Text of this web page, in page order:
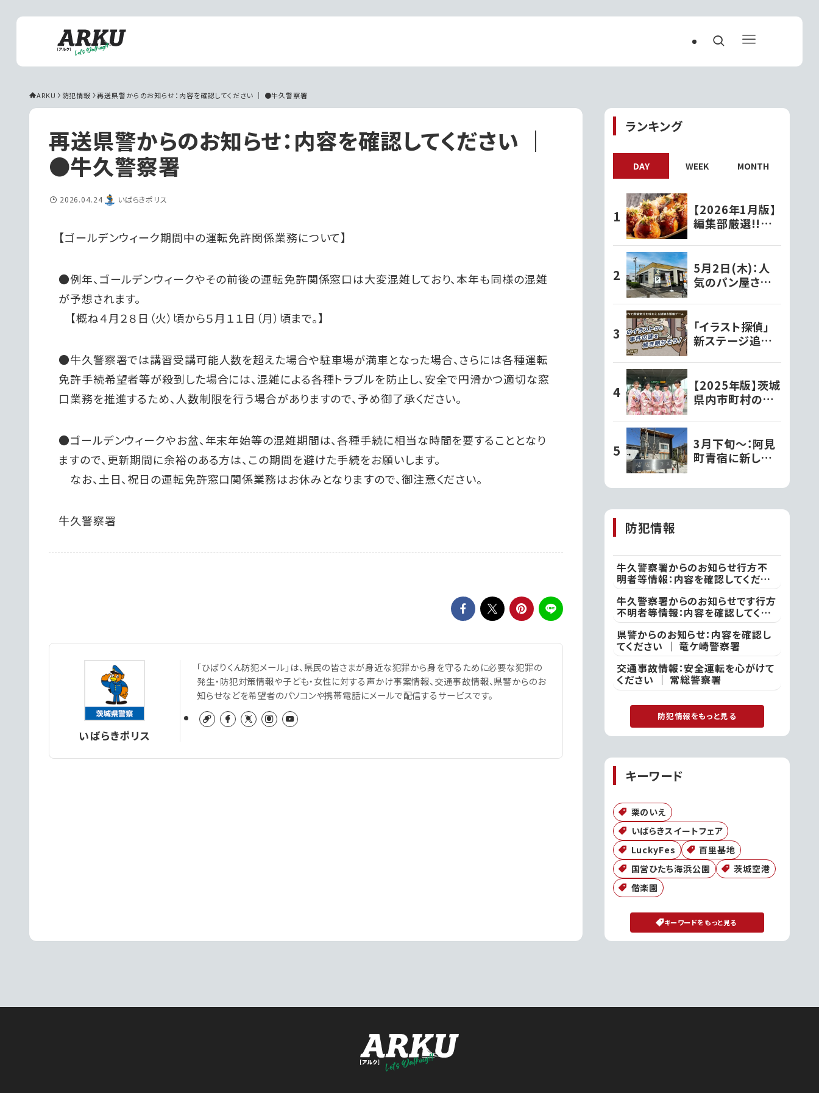
ARKU 防犯情報 再送県警からのお知らせ：内容を確認してください ｜ ●牛久警察署
再送県警からのお知らせ：内容を確認してください ｜
●牛久警察署
2026.04.24 いばらきポリス
【ゴールデンウィーク期間中の運転免許関係業務について】
●例年、ゴールデンウィークやその前後の運転免許関係窓口は大変混雑しており、本年も同様の混雑
が予想されます。
【概ね４月２８日（火）頃から５月１１日（月）頃まで。】
●牛久警察署では講習受講可能人数を超えた場合や駐車場が満車となった場合、さらには各種運転
免許手続希望者等が殺到した場合には、混雑による各種トラブルを防止し、安全で円滑かつ適切な窓
口業務を推進するため、人数制限を行う場合がありますので、予め御了承ください。
●ゴールデンウィークやお盆、年末年始等の混雑期間は、各種手続に相当な時間を要することとなり
ますので、更新期間に余裕のある方は、この期間を避けた手続をお願いします。
なお、土日、祝日の運転免許窓口関係業務はお休みとなりますので、御注意ください。
牛久警察署
いばらきポリス
「ひばりくん防犯メール」は、県民の皆さまが身近な犯罪から身を守るために必要な犯罪の
発生・防犯対策情報や子ども・女性に対する声かけ事案情報、交通事故情報、県警からのお
知らせなどを希望者のパソコンや携帯電話にメールで配信するサービスです。
ランキング
DAY WEEK MONTH
【2026年1月版】
編集部厳選!!茨
焼き屋』
5月2日(木)：人
気のパン屋さん
る笠原店』として
水戸市笠原にオ
ープン!!
「イラスト探偵」
新ステージ追加！
720問で推理力
を試そう
【2025年版】茨城
県内市町村の観
介！
3月下旬〜：阿見
町青宿に新しい
ス』がオープンす
防犯情報
牛久警察署からのお知らせ行方不
明者等情報：内容を確認してくださ
い ｜ 牛久警察署
牛久警察署からのお知らせです行方
不明者等情報：内容を確認してくだ
さい ｜ 牛久警察署
県警からのお知らせ：内容を確認し
てください ｜ 竜ケ崎警察署
交通事故情報：安全運転を心がけて
ください ｜ 常総警察署
防犯情報をもっと見る
キーワード
栗のいえ
いばらきスイートフェア
LuckyFes
百里基地
国営ひたち海浜公園
茨城空港
偕楽園
キーワードをもっと見る